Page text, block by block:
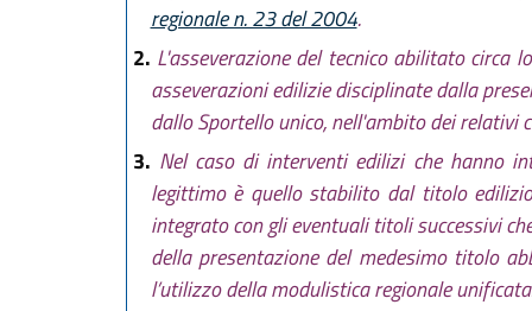
regionale n. 23 del 2004.
2. L'asseverazione del tecnico abilitato circa
asseverazioni edilizie disciplinate dalla
dallo Sportello unico, nell'ambito dei relativi
3. Nel caso di interventi edilizi che hanno
legittimo è quello stabilito dal titolo
integrato con gli eventuali titoli successivi
della presentazione del medesimo titolo
l’utilizzo della modulistica regionale